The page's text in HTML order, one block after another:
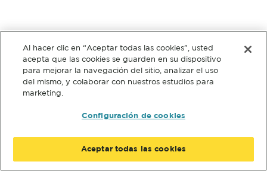
Al hacer clic en “Aceptar todas las cookies”, usted
acepta que las cookies se guarden en su dispositivo
para mejorar la navegación del sitio, analizar el uso
del mismo, y colaborar con nuestros estudios para
marketing.
Configuración de cookies
Aceptar todas las cookies